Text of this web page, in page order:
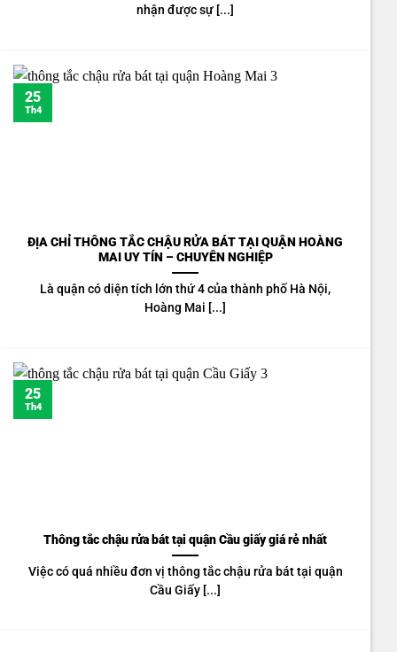
nhận được sự [...]
ĐỊA CHỈ THÔNG TẮC CHẬU RỬA BÁT TẠI QUẬN HOÀNG
MAI UY TÍN – CHUYÊN NGHIỆP
Là quận có diện tích lớn thứ 4 của thành phố Hà Nội,
Hoàng Mai [...]
25
Th4
Thông tắc chậu rửa bát tại quận Cầu giấy giá rẻ nhất
Việc có quá nhiều đơn vị thông tắc chậu rửa bát tại quận
Cầu Giấy [...]
25
Th4